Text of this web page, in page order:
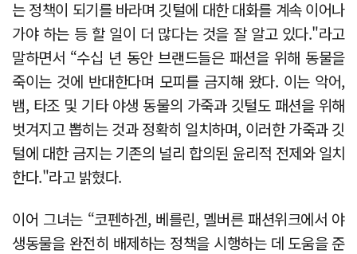
는 정책이 되기를 바라며 깃털에 대한 대화를 계속 이어나
가야 하는 등 할 일이 더 많다는 것을 잘 알고 있다."라고
말하면서 “수십 년 동안 브랜드들은 패션을 위해 동물을
죽이는 것에 반대한다며 모피를 금지해 왔다. 이는 악어,
뱀, 타조 및 기타 야생 동물의 가죽과 깃털도 패션을 위해
벗겨지고 뽑히는 것과 정확히 일치하며, 이러한 가죽과 깃
털에 대한 금지는 기존의 널리 합의된 윤리적 전제와 일치
한다."라고 밝혔다.
이어 그녀는 “코펜하겐, 베를린, 멜버른 패션위크에서 야
생동물을 완전히 배제하는 정책을 시행하는 데 도움을 준